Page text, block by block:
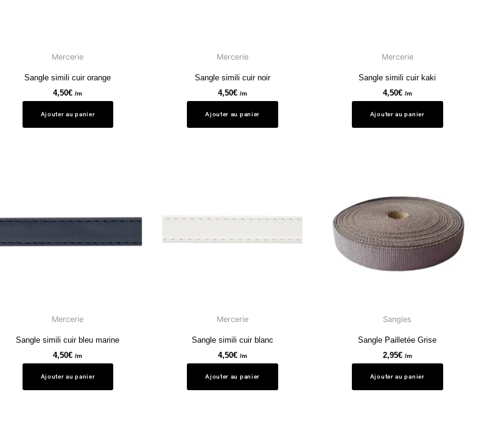
Mercerie
Sangle simili cuir orange
4,50€ /m
Ajouter au panier
Mercerie
Sangle simili cuir noir
4,50€ /m
Ajouter au panier
Mercerie
Sangle simili cuir kaki
4,50€ /m
Ajouter au panier
Mercerie
Sangle simili cuir bleu marine
4,50€ /m
Ajouter au panier
Mercerie
Sangle simili cuir blanc
4,50€ /m
Ajouter au panier
Sangles
Sangle Pailletée Grise
2,95€ /m
Ajouter au panier